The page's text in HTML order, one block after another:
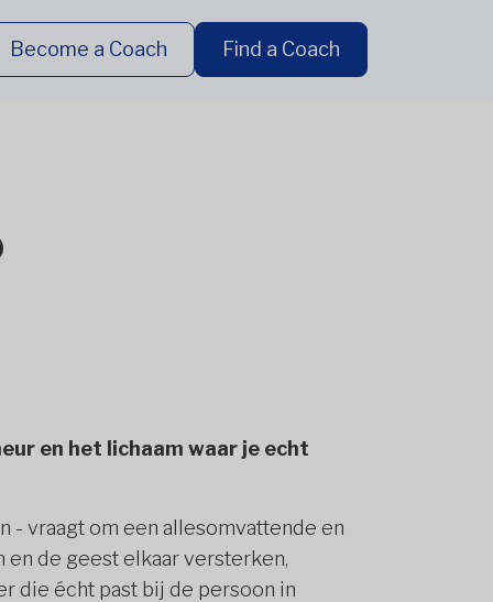
Become a Coach Find a Coach
en het lichaam waar je echt
- vraagt om een allesomvattende en
de geest elkaar versterken,
die écht past bij de persoon in